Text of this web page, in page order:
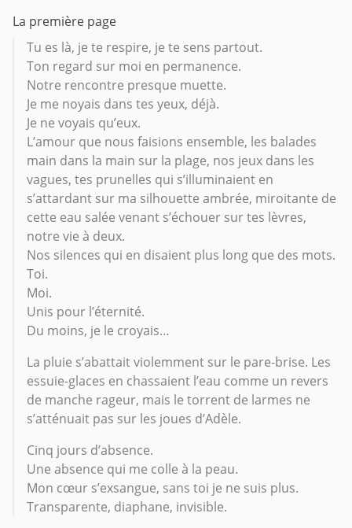
La première page
Tu es là, je te respire, je te sens partout.
Ton regard sur moi en permanence.
Notre rencontre presque muette.
Je me noyais dans tes yeux, déjà.
Je ne voyais qu’eux.
L’amour que nous faisions ensemble, les balades
main dans la main sur la plage, nos jeux dans les
vagues, tes prunelles qui s’illuminaient en
s’attardant sur ma silhouette ambrée, miroitante de
cette eau salée venant s’échouer sur tes lèvres,
notre vie à deux.
Nos silences qui en disaient plus long que des mots.
Toi.
Moi.
Unis pour l’éternité.
Du moins, je le croyais…
La pluie s’abattait violemment sur le pare-brise. Les
essuie-glaces en chassaient l’eau comme un revers
de manche rageur, mais le torrent de larmes ne
s’atténuait pas sur les joues d’Adèle.
Cinq jours d’absence.
Une absence qui me colle à la peau.
Mon cœur s’exsangue, sans toi je ne suis plus.
Transparente, diaphane, invisible.